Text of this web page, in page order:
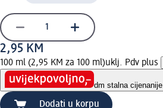
2,95 KM
100 ml (2,95 KM za 100 ml)uklj. Pdv plus
dm stalna cijena
Dodati u korpu